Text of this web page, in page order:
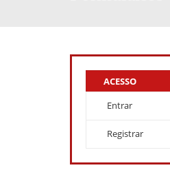
ACESSO
Entrar
Registrar